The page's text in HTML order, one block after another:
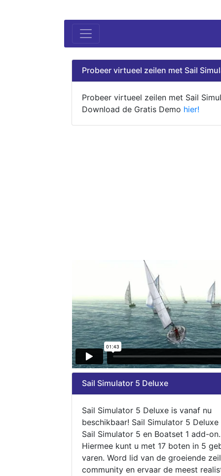
Probeer virtueel zeilen met Sail
Probeer virtueel zeilen met Sail
Download de Gratis Demo hier!
Sail Simulator 5 Deluxe
Sail Simulator 5 Deluxe is vanaf nu
beschikbaar! Sail Simulator 5
Sail Simulator 5 en Boatset 1 add-on.
Hiermee kunt u met 17 boten in 5
varen. Word lid van de groeiende zeil
community en ervaar de meest